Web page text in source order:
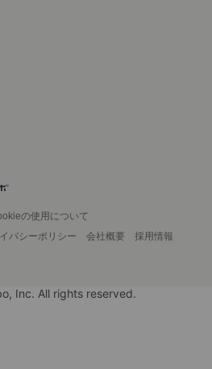
の使用について
バシーポリシー 会社概要
採用情報
Inc. All rights reserved.